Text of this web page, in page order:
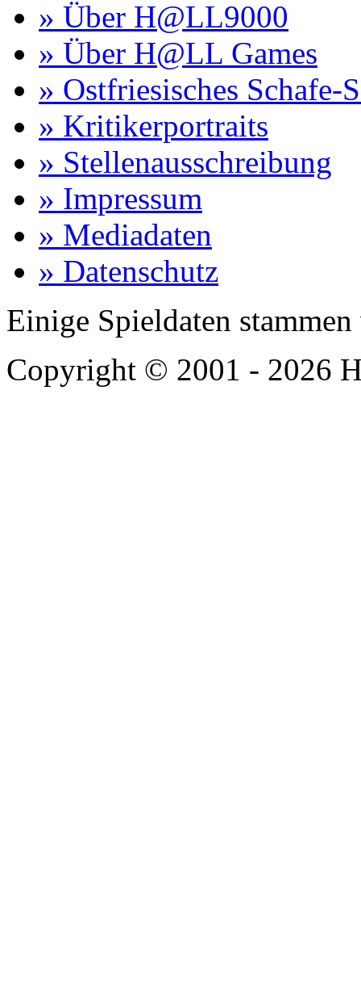
» Über H@LL9000
» Über H@LL Games
» Ostfriesisches Schafe-
» Kritikerportraits
» Stellenausschreibung
» Impressum
» Mediadaten
» Datenschutz
Einige Spieldaten
Copyright © 2001 - 2026